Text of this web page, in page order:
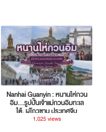
Nanhai Guanyin : หนานไห่กวน
อิม...รูปปั้นเจ้าแม่กวนอิมทะเล
ใต้, ผู่โถวซาน ประเทศจีน
1,025 views